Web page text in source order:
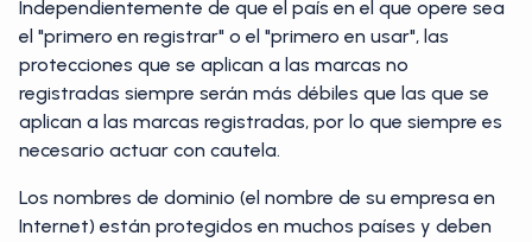
Independientemente de que el país en el que opere sea
el "primero en registrar" o el "primero en usar", las
protecciones que se aplican a las marcas no
registradas siempre serán más débiles que las que se
aplican a las marcas registradas, por lo que siempre es
necesario actuar con cautela.
Los nombres de dominio (el nombre de su empresa en
Internet) están protegidos en muchos países y deben